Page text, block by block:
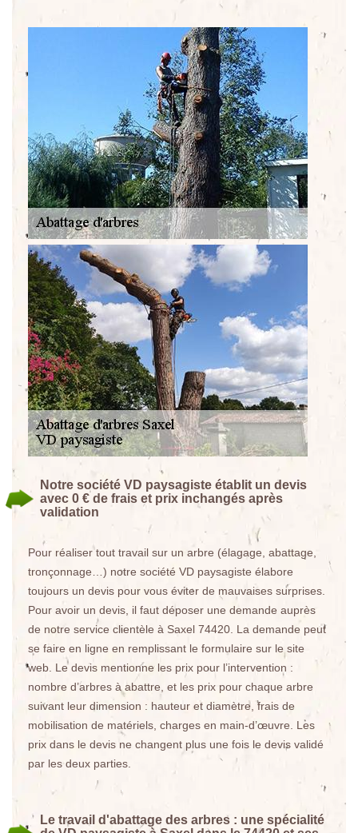
Notre société VD paysagiste établit un devis
avec 0 € de frais et prix inchangés après
validation
Pour réaliser tout travail sur un arbre (élagage, abattage,
tronçonnage…) notre société VD paysagiste élabore
toujours un devis pour vous éviter de mauvaises surprises.
Pour avoir un devis, il faut déposer une demande auprès
de notre service clientèle à Saxel 74420. La demande peut
se faire en ligne en remplissant le formulaire sur le site
web. Le devis mentionne les prix pour l’intervention :
nombre d’arbres à abattre, et les prix pour chaque arbre
suivant leur dimension : hauteur et diamètre, frais de
mobilisation de matériels, charges en main-d’œuvre. Les
prix dans le devis ne changent plus une fois le devis validé
par les deux parties.
Le travail d'abattage des arbres : une spécialité